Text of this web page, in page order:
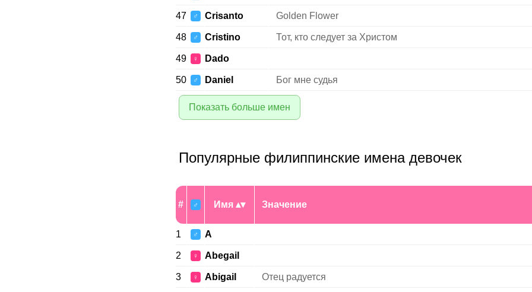
47 ♂ Crisanto Golden Flower
48 ♂ Cristino Тот, кто следует за Христом
49 ♀ Dado
50 ♂ Daniel Бог мне судья
Показать больше имен
Популярные филиппинские имена девочек
# ♂ Имя Значение
1 ♂ A
2 ♀ Abegail
3 ♀ Abigail Отец радуется